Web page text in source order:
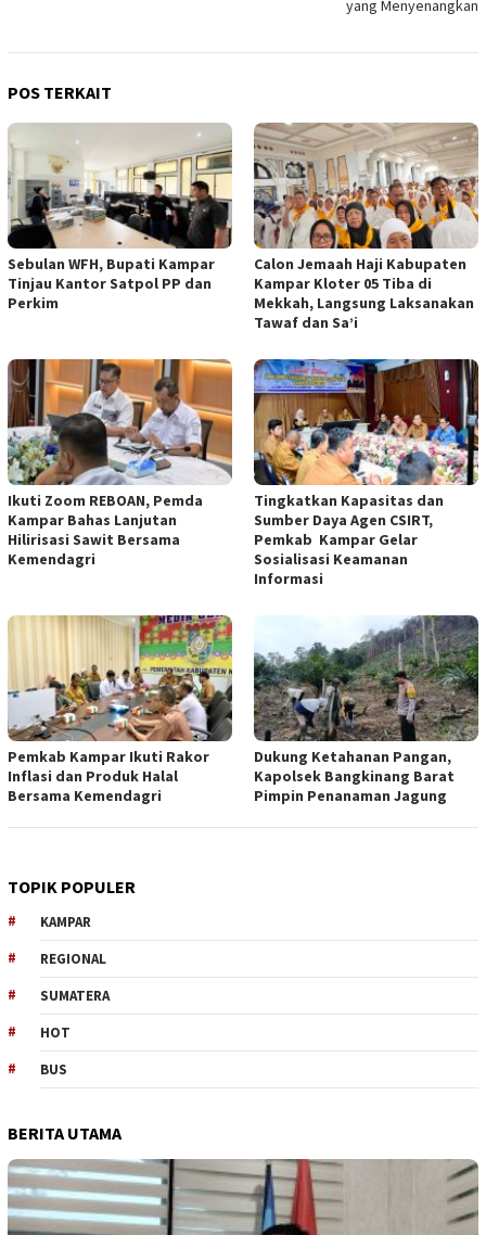
yang Menyenangkan
POS TERKAIT
Sebulan WFH, Bupati Kampar
Tinjau Kantor Satpol PP dan
Perkim
Calon Jemaah Haji Kabupaten
Kampar Kloter 05 Tiba di
Mekkah, Langsung Laksanakan
Tawaf dan Sa’i
Ikuti Zoom REBOAN, Pemda
Kampar Bahas Lanjutan
Hilirisasi Sawit Bersama
Kemendagri
Tingkatkan Kapasitas dan
Sumber Daya Agen CSIRT,
Pemkab Kampar Gelar
Sosialisasi Keamanan
Informasi
Pemkab Kampar Ikuti Rakor
Inflasi dan Produk Halal
Bersama Kemendagri
Dukung Ketahanan Pangan,
Kapolsek Bangkinang Barat
Pimpin Penanaman Jagung
TOPIK POPULER
KAMPAR
REGIONAL
SUMATERA
HOT
BUS
BERITA UTAMA